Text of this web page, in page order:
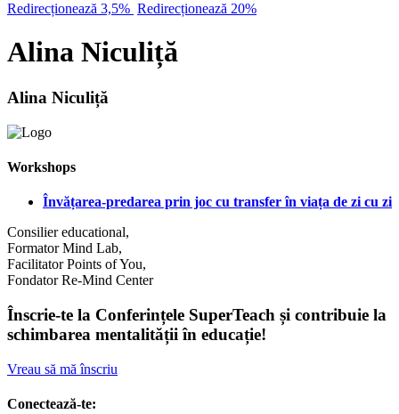
Redirecționează 3,5% Redirecționează 20%
Alina Niculiță
Alina Niculiță
Workshops
Învățarea-predarea prin joc cu transfer în viața de zi cu zi
Consilier educational,
Formator Mind Lab,
Facilitator Points of You,
Fondator Re-Mind Center
Înscrie-te la Conferințele SuperTeach și contribuie la
schimbarea mentalității în educație!
Vreau să mă înscriu
Conectează-te: